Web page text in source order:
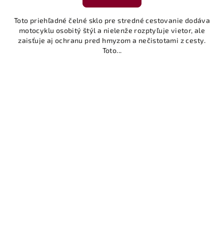
Toto priehľadné čelné sklo pre stredné cestovanie dodáva
motocyklu osobitý štýl a nielenže rozptyľuje vietor, ale
zaisťuje aj ochranu pred hmyzom a nečistotami z cesty.
Toto...